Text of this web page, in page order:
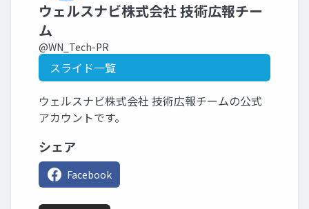
ウェルスナビ株式会社 技術広報チー
ム
@WN_Tech-PR
スライド一覧
ウェルスナビ株式会社 技術広報チームの公式
アカウントです。
シェア
Facebook